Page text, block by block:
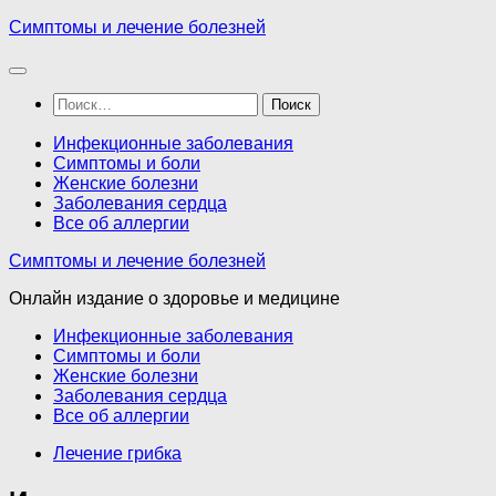
Перейти
содержимому
Симптомы и лечение болезней
Найти:
Инфекционные заболевания
Симптомы и боли
Женские болезни
Заболевания сердца
Все об аллергии
Симптомы и лечение болезней
Онлайн издание о здоровье и медицине
Инфекционные заболевания
Симптомы и боли
Женские болезни
Заболевания сердца
Все об аллергии
Лечение грибка